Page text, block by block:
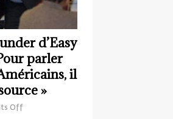
d’Easy
parler
il
»
Off